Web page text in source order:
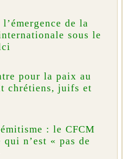
de la
sous le
pour la paix au
chrétiens, juifs et
: le CFCM
n’est « pas de